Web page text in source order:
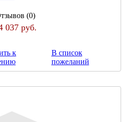
(0)
037 руб.
к
В список
пожеланий